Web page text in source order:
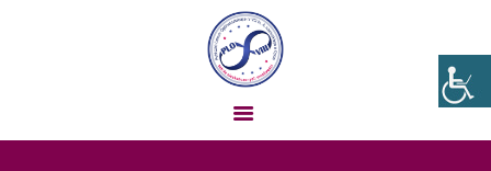
Liceum nr VIII Opole